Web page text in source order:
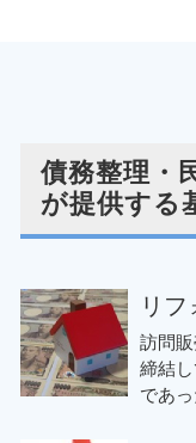
債務整理・
が提供する
リ
訪問
締結
であ